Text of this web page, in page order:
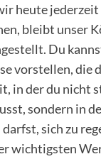
heute
bleibt unser
Du
vorstellen, die
in der du nicht
sondern in
sich zu
wichtigsten